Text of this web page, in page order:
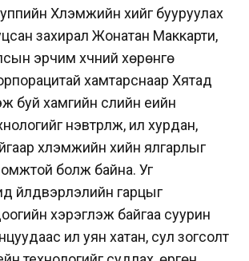
Хүлэмжийн хийг бууруулах
захирал Жонатан Маккарти,
эрчим хүчний хөрөнгө
хамтарснаар Хятад
буй хамгийн сүүлийн үеийн
нэвтрүүлж, илүү хурдан,
хүлэмжийн хийн ялгарлыг
болж байна. Уг
үйлдвэрлэлийн гарцыг
хэрэглэж байгаа суурин
илүү уян хатан, сул зогсолт